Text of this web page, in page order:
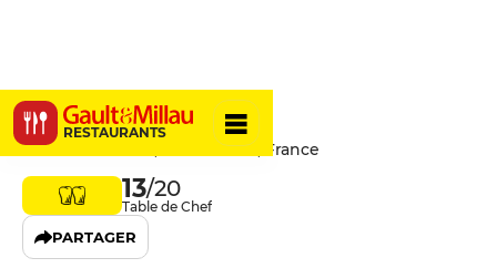
RESTAURANTS
Ac’hann
1 Rue Ducouédic, 29200 Brest, France
13/20
Table de Chef
PARTAGER